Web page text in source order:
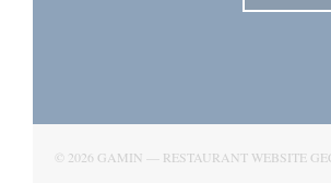
© 2026 GAMIN — RESTAURANT WEBSITE